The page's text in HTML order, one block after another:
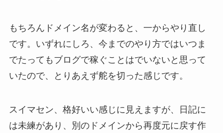
もちろんドメイン名が変わると、一からやり直し
です。いずれにしろ、今までのやり方ではいつま
でたってもブログで稼ぐことはでいないと思って
いたので、とりあえず舵を切った感じです。
スイマセン、格好いい感じに見えますが、日記に
は未練があり、別のドメインから再度元に戻す作